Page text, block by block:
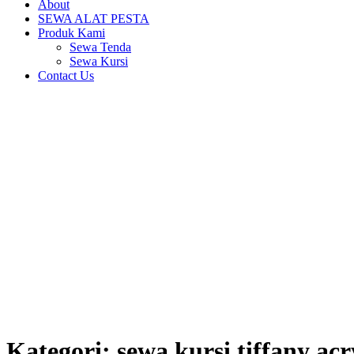
About
SEWA ALAT PESTA
Produk Kami
Sewa Tenda
Sewa Kursi
Contact Us